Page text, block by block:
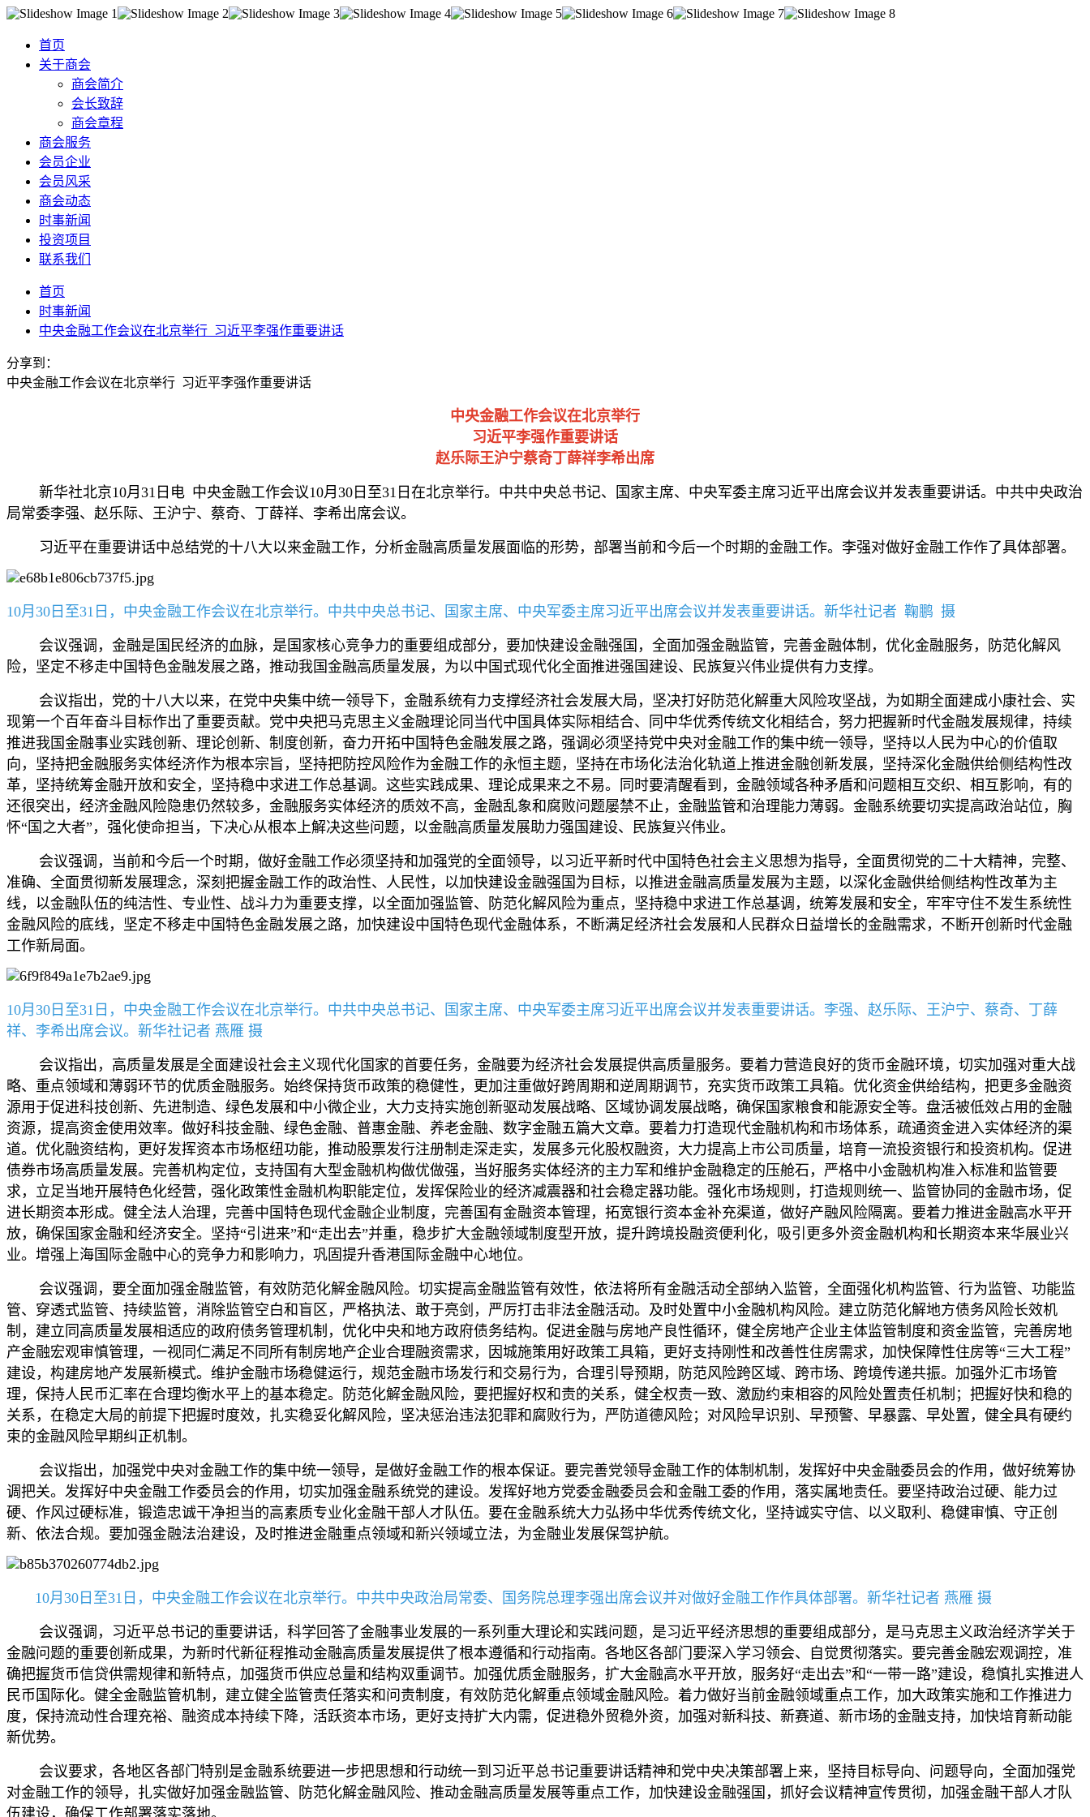
首页
关于商会
商会简介
会长致辞
商会章程
商会服务
会员企业
会员风采
商会动态
时事新闻
投资项目
联系我们
首页
时事新闻
中央金融工作会议在北京举行 习近平李强作重要讲话
分享到：
中央金融工作会议在北京举行 习近平李强作重要讲话
中央金融工作会议在北京举行
习近平李强作重要讲话
赵乐际王沪宁蔡奇丁薛祥李希出席
新华社北京10月31日电 中央金融工作会议10月30日至31日在北京举行。中共中央总书记、国家主席、中央军委主席习近平出席会议并发表重要讲话。中共中央政治
局常委李强、赵乐际、王沪宁、蔡奇、丁薛祥、李希出席会议。
习近平在重要讲话中总结党的十八大以来金融工作，分析金融高质量发展面临的形势，部署当前和今后一个时期的金融工作。李强对做好金融工作作了具体部署。
10月30日至31日，中央金融工作会议在北京举行。中共中央总书记、国家主席、中央军委主席习近平出席会议并发表重要讲话。新华社记者 鞠鹏 摄
会议强调，金融是国民经济的血脉，是国家核心竞争力的重要组成部分，要加快建设金融强国，全面加强金融监管，完善金融体制，优化金融服务，防范化解风
险，坚定不移走中国特色金融发展之路，推动我国金融高质量发展，为以中国式现代化全面推进强国建设、民族复兴伟业提供有力支撑。
会议指出，党的十八大以来，在党中央集中统一领导下，金融系统有力支撑经济社会发展大局，坚决打好防范化解重大风险攻坚战，为如期全面建成小康社会、实
现第一个百年奋斗目标作出了重要贡献。党中央把马克思主义金融理论同当代中国具体实际相结合、同中华优秀传统文化相结合，努力把握新时代金融发展规律，持续
推进我国金融事业实践创新、理论创新、制度创新，奋力开拓中国特色金融发展之路，强调必须坚持党中央对金融工作的集中统一领导，坚持以人民为中心的价值取
向，坚持把金融服务实体经济作为根本宗旨，坚持把防控风险作为金融工作的永恒主题，坚持在市场化法治化轨道上推进金融创新发展，坚持深化金融供给侧结构性改
革，坚持统筹金融开放和安全，坚持稳中求进工作总基调。这些实践成果、理论成果来之不易。同时要清醒看到，金融领域各种矛盾和问题相互交织、相互影响，有的
还很突出，经济金融风险隐患仍然较多，金融服务实体经济的质效不高，金融乱象和腐败问题屡禁不止，金融监管和治理能力薄弱。金融系统要切实提高政治站位，胸
怀“国之大者”，强化使命担当，下决心从根本上解决这些问题，以金融高质量发展助力强国建设、民族复兴伟业。
会议强调，当前和今后一个时期，做好金融工作必须坚持和加强党的全面领导，以习近平新时代中国特色社会主义思想为指导，全面贯彻党的二十大精神，完整、
准确、全面贯彻新发展理念，深刻把握金融工作的政治性、人民性，以加快建设金融强国为目标，以推进金融高质量发展为主题，以深化金融供给侧结构性改革为主
线，以金融队伍的纯洁性、专业性、战斗力为重要支撑，以全面加强监管、防范化解风险为重点，坚持稳中求进工作总基调，统筹发展和安全，牢牢守住不发生系统性
金融风险的底线，坚定不移走中国特色金融发展之路，加快建设中国特色现代金融体系，不断满足经济社会发展和人民群众日益增长的金融需求，不断开创新时代金融
工作新局面。
10月30日至31日，中央金融工作会议在北京举行。中共中央总书记、国家主席、中央军委主席习近平出席会议并发表重要讲话。李强、赵乐际、王沪宁、蔡奇、丁薛
祥、李希出席会议。新华社记者 燕雁 摄
会议指出，高质量发展是全面建设社会主义现代化国家的首要任务，金融要为经济社会发展提供高质量服务。要着力营造良好的货币金融环境，切实加强对重大战
略、重点领域和薄弱环节的优质金融服务。始终保持货币政策的稳健性，更加注重做好跨周期和逆周期调节，充实货币政策工具箱。优化资金供给结构，把更多金融资
源用于促进科技创新、先进制造、绿色发展和中小微企业，大力支持实施创新驱动发展战略、区域协调发展战略，确保国家粮食和能源安全等。盘活被低效占用的金融
资源，提高资金使用效率。做好科技金融、绿色金融、普惠金融、养老金融、数字金融五篇大文章。要着力打造现代金融机构和市场体系，疏通资金进入实体经济的渠
道。优化融资结构，更好发挥资本市场枢纽功能，推动股票发行注册制走深走实，发展多元化股权融资，大力提高上市公司质量，培育一流投资银行和投资机构。促进
债券市场高质量发展。完善机构定位，支持国有大型金融机构做优做强，当好服务实体经济的主力军和维护金融稳定的压舱石，严格中小金融机构准入标准和监管要
求，立足当地开展特色化经营，强化政策性金融机构职能定位，发挥保险业的经济减震器和社会稳定器功能。强化市场规则，打造规则统一、监管协同的金融市场，促
进长期资本形成。健全法人治理，完善中国特色现代金融企业制度，完善国有金融资本管理，拓宽银行资本金补充渠道，做好产融风险隔离。要着力推进金融高水平开
放，确保国家金融和经济安全。坚持“引进来”和“走出去”并重，稳步扩大金融领域制度型开放，提升跨境投融资便利化，吸引更多外资金融机构和长期资本来华展业兴
业。增强上海国际金融中心的竞争力和影响力，巩固提升香港国际金融中心地位。
会议强调，要全面加强金融监管，有效防范化解金融风险。切实提高金融监管有效性，依法将所有金融活动全部纳入监管，全面强化机构监管、行为监管、功能监
管、穿透式监管、持续监管，消除监管空白和盲区，严格执法、敢于亮剑，严厉打击非法金融活动。及时处置中小金融机构风险。建立防范化解地方债务风险长效机
制，建立同高质量发展相适应的政府债务管理机制，优化中央和地方政府债务结构。促进金融与房地产良性循环，健全房地产企业主体监管制度和资金监管，完善房地
产金融宏观审慎管理，一视同仁满足不同所有制房地产企业合理融资需求，因城施策用好政策工具箱，更好支持刚性和改善性住房需求，加快保障性住房等“三大工程”
建设，构建房地产发展新模式。维护金融市场稳健运行，规范金融市场发行和交易行为，合理引导预期，防范风险跨区域、跨市场、跨境传递共振。加强外汇市场管
理，保持人民币汇率在合理均衡水平上的基本稳定。防范化解金融风险，要把握好权和责的关系，健全权责一致、激励约束相容的风险处置责任机制；把握好快和稳的
关系，在稳定大局的前提下把握时度效，扎实稳妥化解风险，坚决惩治违法犯罪和腐败行为，严防道德风险；对风险早识别、早预警、早暴露、早处置，健全具有硬约
束的金融风险早期纠正机制。
会议指出，加强党中央对金融工作的集中统一领导，是做好金融工作的根本保证。要完善党领导金融工作的体制机制，发挥好中央金融委员会的作用，做好统筹协
调把关。发挥好中央金融工作委员会的作用，切实加强金融系统党的建设。发挥好地方党委金融委员会和金融工委的作用，落实属地责任。要坚持政治过硬、能力过
硬、作风过硬标准，锻造忠诚干净担当的高素质专业化金融干部人才队伍。要在金融系统大力弘扬中华优秀传统文化，坚持诚实守信、以义取利、稳健审慎、守正创
新、依法合规。要加强金融法治建设，及时推进金融重点领域和新兴领域立法，为金融业发展保驾护航。
10月30日至31日，中央金融工作会议在北京举行。中共中央政治局常委、国务院总理李强出席会议并对做好金融工作作具体部署。新华社记者 燕雁 摄
会议强调，习近平总书记的重要讲话，科学回答了金融事业发展的一系列重大理论和实践问题，是习近平经济思想的重要组成部分，是马克思主义政治经济学关于
金融问题的重要创新成果，为新时代新征程推动金融高质量发展提供了根本遵循和行动指南。各地区各部门要深入学习领会、自觉贯彻落实。要完善金融宏观调控，准
确把握货币信贷供需规律和新特点，加强货币供应总量和结构双重调节。加强优质金融服务，扩大金融高水平开放，服务好“走出去”和“一带一路”建设，稳慎扎实推进人
民币国际化。健全金融监管机制，建立健全监管责任落实和问责制度，有效防范化解重点领域金融风险。着力做好当前金融领域重点工作，加大政策实施和工作推进力
度，保持流动性合理充裕、融资成本持续下降，活跃资本市场，更好支持扩大内需，促进稳外贸稳外资，加强对新科技、新赛道、新市场的金融支持，加快培育新动能
新优势。
会议要求，各地区各部门特别是金融系统要进一步把思想和行动统一到习近平总书记重要讲话精神和党中央决策部署上来，坚持目标导向、问题导向，全面加强党
对金融工作的领导，扎实做好加强金融监管、防范化解金融风险、推动金融高质量发展等重点工作，加快建设金融强国，抓好会议精神宣传贯彻，加强金融干部人才队
伍建设，确保工作部署落实落地。